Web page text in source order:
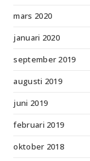
mars 2020
januari 2020
september 2019
augusti 2019
juni 2019
februari 2019
oktober 2018